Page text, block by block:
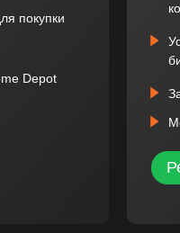
покупки
Depot